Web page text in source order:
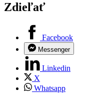
Zdieľať
Facebook
Messenger
Linkedin
X
Whatsapp